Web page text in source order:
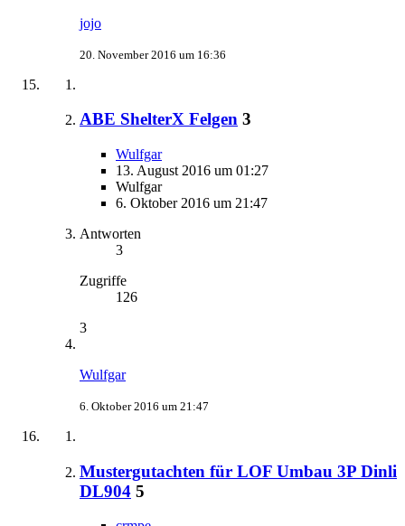
jojo
20. November 2016 um 16:36
ABE ShelterX Felgen 3
Wulfgar
13. August 2016 um 01:27
Wulfgar
6. Oktober 2016 um 21:47
Antworten
3
Zugriffe
126
3
Wulfgar
6. Oktober 2016 um 21:47
Mustergutachten für LOF Umbau 3P Dinli
DL904 5